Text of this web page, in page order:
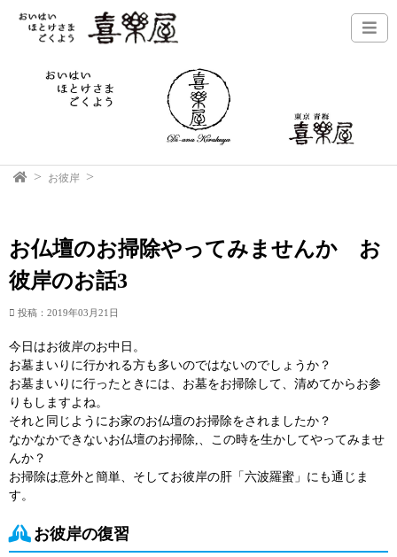
お彼岸
お仏壇のお掃除やってみませんか お
彼岸のお話3
投稿：2019年03月21日
今日はお彼岸のお中日。
お墓まいりに行かれる方も多いのではないのでしょうか？
お墓まいりに行ったときには、お墓をお掃除して、清めてからお参
りもしますよね。
それと同じようにお家のお仏壇のお掃除をされましたか？
なかなかできないお仏壇のお掃除,、この時を生かしてやってみませ
んか？
お掃除は意外と簡単、そしてお彼岸の肝「六波羅蜜」にも通じま
す。
お彼岸の復習